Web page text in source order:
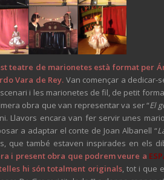
teatre de marionetes està format per
Vara de Rey. Van començar a dedicar-
i les marionetes de fil, de petit
obra que van representar va ser “El
Llavors encara van fer servir unes
a adaptar el conte de Joan Albanell “
que també estaven inspirades en els
i present obra que podrem veure a
hi són totalment originals, tot i que